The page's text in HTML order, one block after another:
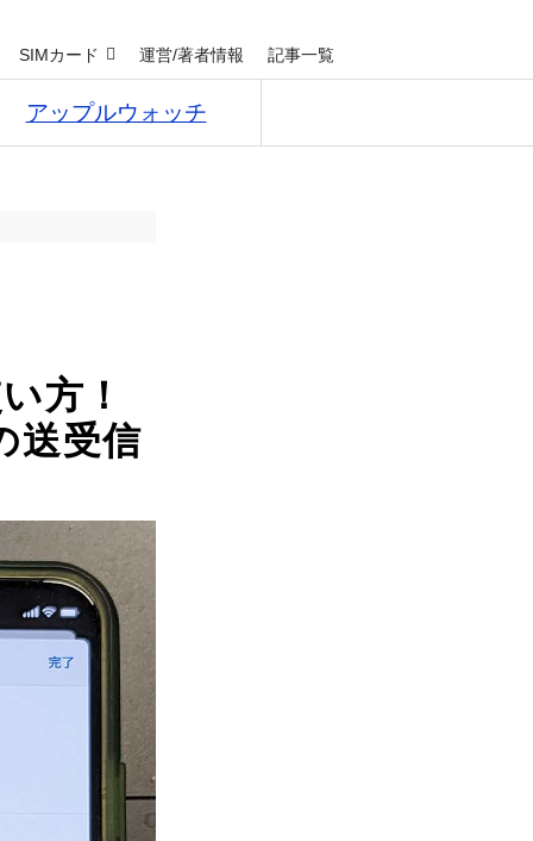
SIMカード 運営/著者情報 記事一覧
アップルウォッチ
方！
送受信